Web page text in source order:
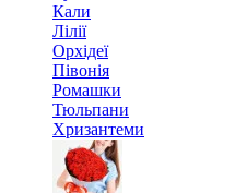
Кали
Лілії
Орхідеї
Півонія
Ромашки
Тюльпани
Хризантеми